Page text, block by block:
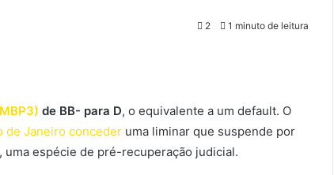
2 1 minuto de leitura
de BB- para D, o equivalente a um default. O
de Janeiro conceder uma liminar que suspende por
espécie de pré-recuperação judicial.